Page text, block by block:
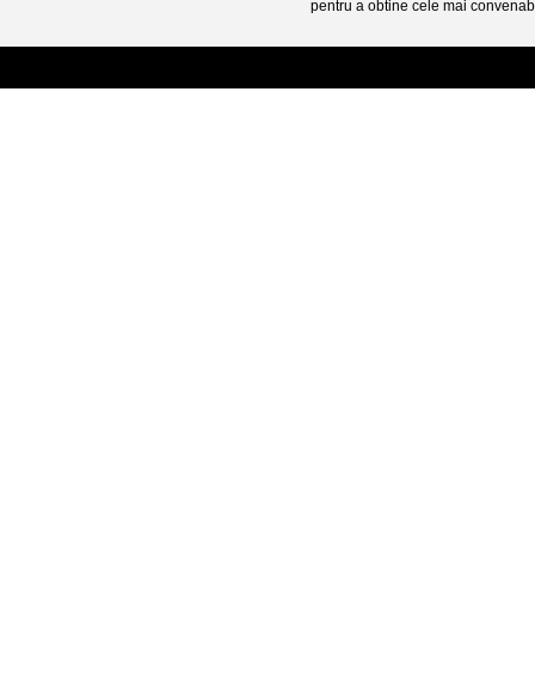
pentru a obtine cele mai